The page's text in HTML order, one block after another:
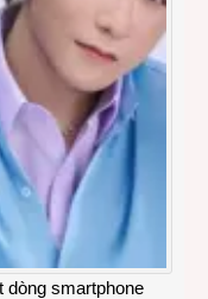
dòng smartphone